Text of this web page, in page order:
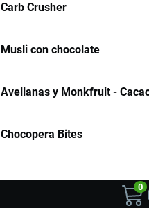
Carb Crusher
Musli con chocolate
Avellanas y Monkfruit -
Chocopera Bites
0